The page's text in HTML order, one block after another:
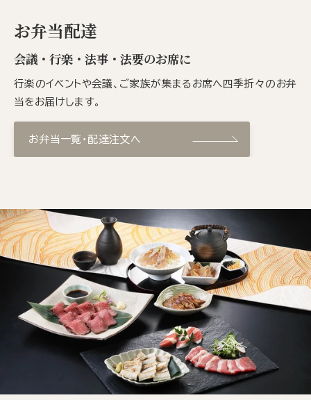
お弁当配達
会議・行楽・法事・法要のお席に
行楽のイベントや会議、ご家族が集まるお席へ四季折々のお弁
当をお届けします。
お弁当一覧・配達注文へ